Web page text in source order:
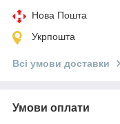
Нова Пошта
Укрпошта
Всі умови доставки
Умови оплати